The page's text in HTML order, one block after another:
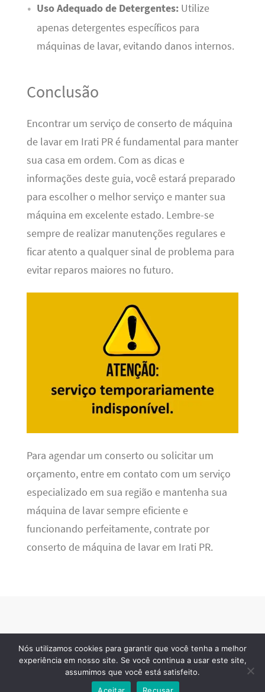
Uso Adequado de Detergentes:Utilize
apenas detergentes específicos para
máquinas de lavar, evitando danos internos.
Conclusão
Encontrar um serviço de conserto de máquina
de lavar em Irati PR é fundamental para manter
sua casa em ordem. Com as dicas e
informações deste guia, você estará preparado
para escolher o melhor serviço e manter sua
máquina em excelente estado. Lembre-se
sempre de realizar manutenções regulares e
ficar atento a qualquer sinal de problema para
evitar reparos maiores no futuro.
Para agendar um conserto ou solicitar um
orçamento, entre em contato com um serviço
especializado em sua região e mantenha sua
máquina de lavar sempre eficiente e
funcionando perfeitamente, contrate por
conserto de máquina de lavar em Irati PR.
· 2026 © Todos os direitos reservados
Nós utilizamos cookies para garantir que você tenha a melhor
experiência em nosso site. Se você continua a usar este site,
assumimos que você está satisfeito.
Aceitar
Recusar